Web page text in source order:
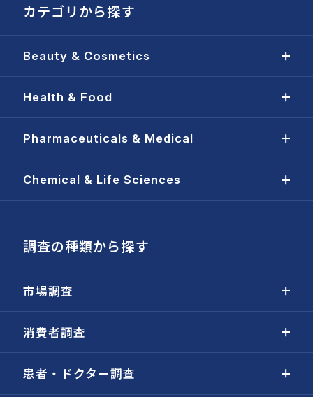
カテゴリから探す
Beauty & Cosmetics
Health & Food
Pharmaceuticals & Medical
Chemical & Life Sciences
調査の種類から探す
市場調査
消費者調査
患者・ドクター調査